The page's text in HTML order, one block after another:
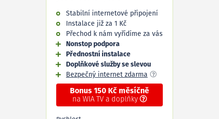
Stabilní internetové připojení
Instalace již za 1 Kč
Přechod k nám vyřídíme za vás
Nonstop podpora
Přednostní instalace
Doplňkové služby se slevou
Bezpečný internet zdarma
Bonus 150 Kč měsíčně
na WIA TV a doplňky